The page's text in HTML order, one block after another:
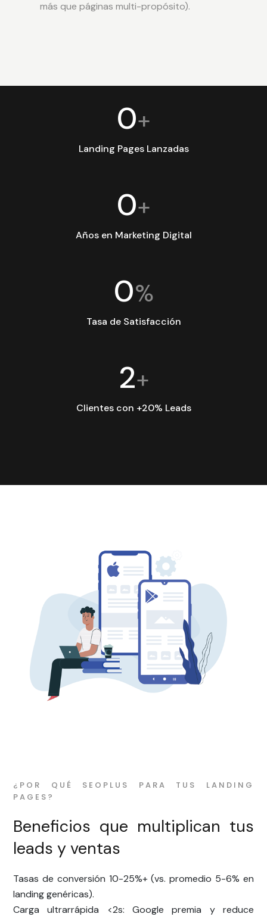
más que páginas multi-propósito).
0+
Landing Pages Lanzadas
0+
Años en Marketing Digital
0%
Tasa de Satisfacción
2+
Clientes con +20% Leads
¿POR QUÉ SEOPLUS PARA TUS LANDING
PAGES?
Beneficios que multiplican tus
leads y ventas
Tasas de conversión 10-25%+ (vs. promedio 5-6% en
landing genéricas).
Carga ultrarrápida <2s: Google premia y reduce